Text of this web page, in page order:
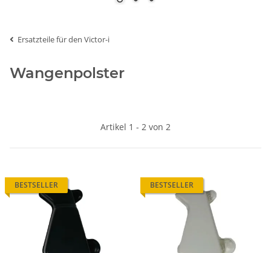
Ersatzteile für den Victor-i
Wangenpolster
Artikel 1 - 2 von 2
BESTSELLER BESTSELLER